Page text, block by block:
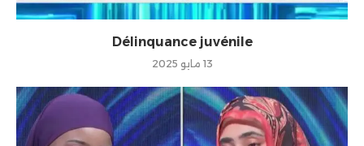
Délinquance juvénile
13 مايو 2025